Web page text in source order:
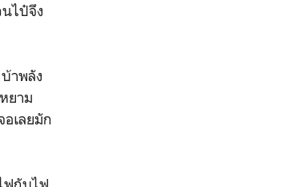
ไป๋จึง
าพลัง
ยาม
เลยมัก